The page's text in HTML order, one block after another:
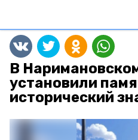
В
установили
исторический